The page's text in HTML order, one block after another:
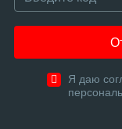
Я даю